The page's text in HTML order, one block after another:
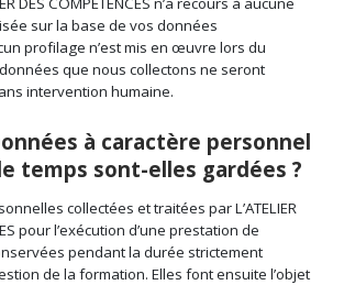
sur la base de vos données
profilage n’est mis en œuvre lors du
que nous collectons ne seront
intervention humaine.
à caractère personnel
temps sont-elles gardées ?
collectées et traitées par L’ATELIER
pour l’exécution d’une prestation de
pendant la durée strictement
de la formation. Elles font ensuite l’objet